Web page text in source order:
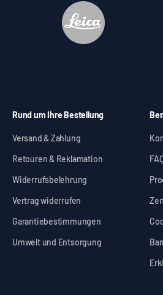
Rund um Ihre Bestellung
Versand & Zahlung
Retouren & Reklamation
Widerrufsbelehrung
Vertrag widerrufen
Garantiebestimmungen
Umwelt und Entsorgung